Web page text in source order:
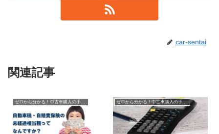
car-sentai
関連記事
ゼロから分かる！中古車購入の手順・流れ ゼロから分かる！中古車購入の手順・流れ